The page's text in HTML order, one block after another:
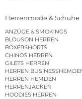
Herrenmode & Schuhe
ANZÜGE & SMOKINGS
BLOUSON HERREN
BOXERSHORTS
CHINOS HERREN
GILETS HERREN
HERREN
HERREN HEMDEN
HERRENJACKEN
HOODIES HERREN